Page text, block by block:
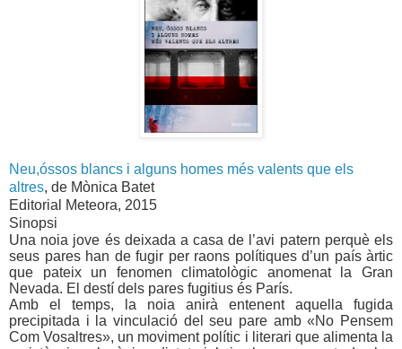
Neu,óssos blancs i alguns homes més valents que els
altres, de Mònica Batet
Editorial Meteora, 2015
Sinopsi
Una noia jove és deixada a casa de l’avi patern perquè els
seus pares han de fugir per raons polítiques d’un país àrtic
que pateix un fenomen climatològic anomenat
la Gran
Nevada. El destí dels pares fugitius és París.
Amb el temps, la noia anirà entenent aquella fugida
precipitada i la vinculació del seu pare amb «No Pensem
Com Vosaltres», un moviment polític i literari que alimenta la